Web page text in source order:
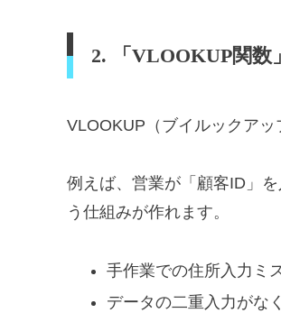
2. 「VLOOKUP関数
VLOOKUP（ブイルックアッ
例えば、営業が「顧客ID」
う仕組みが作れます。
手作業での住所入力ミ
データの二重入力がな